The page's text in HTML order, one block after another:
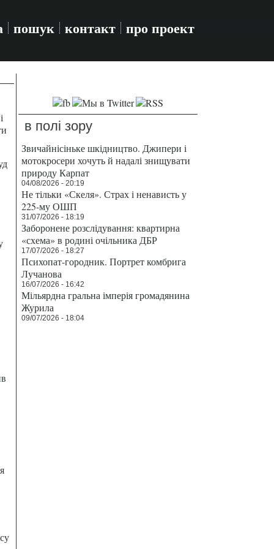
пошук контакт про проект
в полі зору
Звичайнісіньке шкідництво. Джипери і
мотокросери хочуть й надалі знищувати
природу Карпат
04/08/2026 - 20:19
Не тільки «Скеля». Страх і ненависть у
225-му ОШП
31/07/2026 - 18:19
Заборонене розслідування: квартирна
«схема» в родині очільника ДБР
17/07/2026 - 18:27
Психопат-городник. Портрет комбрига
Лучанова
16/07/2026 - 16:42
Мільярдна гральна імперія громадянина
Журила
09/07/2026 - 18:04